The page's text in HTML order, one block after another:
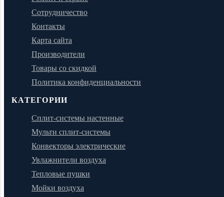
Сотрудничество
Контакты
Карта сайта
Производители
Товары со скидкой
Политика конфиденциальности
КАТЕГОРИИ
Сплит-системы настенные
Мульти сплит-системы
Конвекторы электрические
Увлажнители воздуха
Тепловые пушки
Мойки воздуха